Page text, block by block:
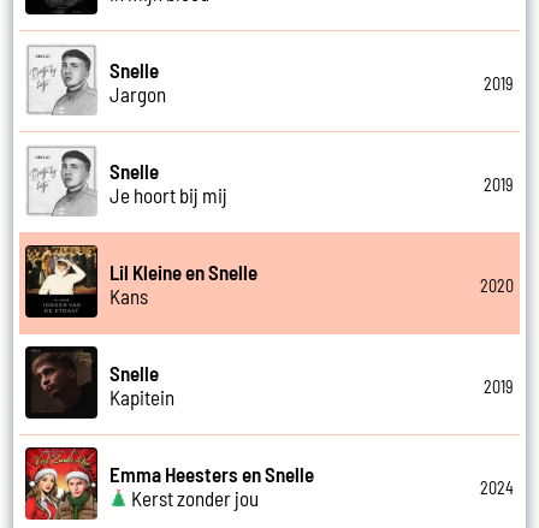
Snelle
Jargon
2019
Snelle
Je hoort bij mij
2019
Lil Kleine en Snelle
Kans
2020
Snelle
Kapitein
2019
Emma Heesters en Snelle
Kerst zonder jou
2024